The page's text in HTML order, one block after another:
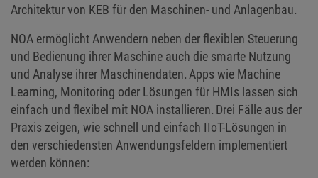
Architektur von KEB für den Maschinen- und Anlagenbau.
NOA ermöglicht Anwendern neben der flexiblen Steuerung
und Bedienung ihrer Maschine auch die smarte Nutzung
und Analyse ihrer Maschinendaten. Apps wie Machine
Learning, Monitoring oder Lösungen für HMIs lassen sich
einfach und flexibel mit NOA installieren. Drei Fälle aus der
Praxis zeigen, wie schnell und einfach IIoT-Lösungen in
den verschiedensten Anwendungsfeldern implementiert
werden können: